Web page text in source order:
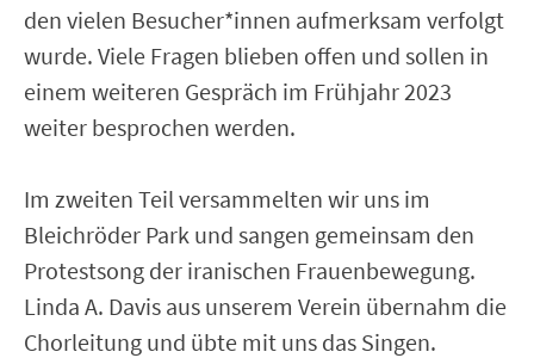
den vielen Besucher*innen aufmerksam verfolgt
wurde. Viele Fragen blieben offen und sollen in
einem weiteren Gespräch im Frühjahr 2023
weiter besprochen werden.
Im zweiten Teil versammelten wir uns im
Bleichröder Park und sangen gemeinsam den
Protestsong der iranischen Frauenbewegung.
Linda A. Davis aus unserem Verein übernahm die
Chorleitung und übte mit uns das Singen.